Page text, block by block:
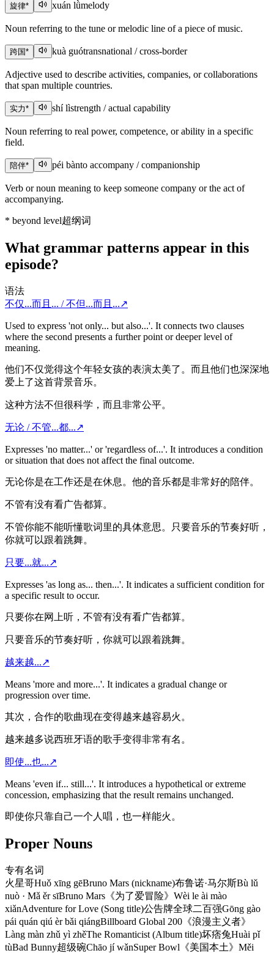
旋律* xuán lǜmelody
Noun referring to the tune or melodic line of a piece of music.
跨国* kuà guótransnational / cross-border
Adjective used to describe activities, companies, or collaborations
that span multiple countries.
实力* shí lìstrength / actual capability
Noun referring to real power, competence, or ability in a specific
field.
陪伴* péi bànto accompany / companionship
Verb or noun meaning to keep someone company or the act of
accompanying.
* beyond level超纲词
What grammar patterns appear in this
episode?
语法
不仅...而且... / 不但...而且...↗
Used to express 'not only... but also...'. It connects two clauses
where the second presents a further point or deeper level of
meaning.
他们不仅觉得这个年轻女孩的表演太美了。而且他们也深深地
爱上了这首背景音乐。
这种方法不但很科学，而且非常公平。
无论 / 不管...都...↗
Expresses 'no matter...' or 'regardless of...'. It introduces a condition
or situation that does not affect the final outcome.
无论你是在工作还是在休息。他的音乐都是非常好的陪伴。
不管有没有看广告都算。
不管你能不能听懂歌词里的具体意思。只要音乐的节奏好听，
你就可以跟着跳舞。
只要...就...↗
Expresses 'as long as... then...'. It indicates a sufficient condition for
a specific result to occur.
只要你在网上听，不管有没有看广告都算。
只要音乐的节奏好听，你就可以跟着跳舞。
越来越...↗
Means 'more and more...'. It indicates a gradual change or
progression over time.
其次，合作的歌曲现在变得越来越容易火。
越来越多说西班牙语的歌手变得非常有名。
即使...也...↗
Means 'even if... still...'. It introduces a hypothetical or extreme
concession, emphasizing that the result remains unchanged.
即使你只靠自己一个人唱，也一样能火。
Proper Nouns
专有名词
火星哥Huǒ xīng gēBruno Mars (nickname)布鲁诺·马尔斯Bù lǔ
nuò · Mǎ ěr sīBruno Mars 《为了爱冒险》 Wèi le ài mào
xiǎnAdventure for Love (Song title)公告牌全球二百强Gōng gào
pái quán qiú èr bǎi qiángBillboard Global 200 《浪漫主义者》
Làng màn zhǔ yì zhěThe Romanticist (Album title)坏痞兔Huài pǐ
tùBad Bunny超级碗Chāo jí wǎnSuper Bowl 《美国本土》 Měi